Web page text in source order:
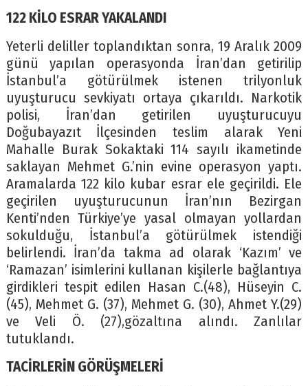
122 KİLO ESRAR YAKALANDI
Yeterli deliller toplandıktan sonra, 19 Aralık 2009
günü yapılan operasyonda İran’dan getirilip
İstanbul’a götürülmek istenen trilyonluk
uyuşturucu sevkiyatı ortaya çıkarıldı. Narkotik
polisi, İran’dan getirilen uyuşturucuyu
Doğubayazıt İlçesinden teslim alarak Yeni
Mahalle Burak Sokaktaki 114 sayılı ikametinde
saklayan Mehmet G.’nin evine operasyon yaptı.
Aramalarda 122 kilo kubar esrar ele geçirildi. Ele
geçirilen uyuşturucunun İran’nın Bezirgan
Kenti’nden Türkiye’ye yasal olmayan yollardan
sokulduğu, İstanbul’a götürülmek istendiği
belirlendi. İran’da takma ad olarak ‘Kazım’ ve
‘Ramazan’ isimlerini kullanan kişilerle bağlantıya
girdikleri tespit edilen Hasan C.(48), Hüseyin C.
(45), Mehmet G. (37), Mehmet G. (30), Ahmet Y.(29)
ve Veli Ö. (27),gözaltına alındı. Zanlılar
tutuklandı.
TACİRLERİN GÖRÜŞMELERİ